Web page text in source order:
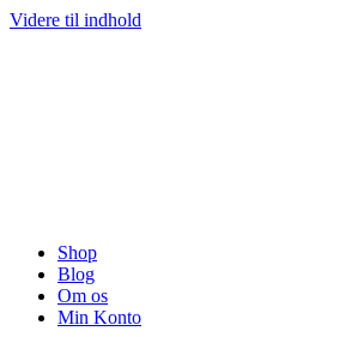
Videre til indhold
Shop
Blog
Om os
Min Konto